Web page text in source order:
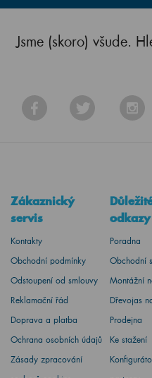
Jsme (skoro) všude.
Zákaznický
servis
Kontakty
Obchodní podmínky
Odstoupení od smlouvy
Reklamační řád
Doprava a platba
Ochrana osobních údajů
Zásady zpracování
odkazy
Poradna
Obchodní
Montážní
Dřevojas
Prodejna
Ke stažení